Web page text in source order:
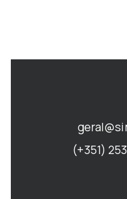
(+351)